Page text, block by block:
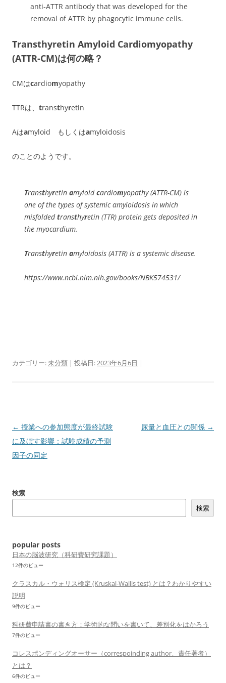
anti-ATTR antibody that was developed for the
removal of ATTR by phagocytic immune cells.
Transthyretin Amyloid Cardiomyopathy
(ATTR-CM)は何の略？
CMはcardiomyopathy
TTRは、 transthyretin
Aはamyloid もしくはamyloidosis
のことのようです。
Transthyretin amyloidcardiomyopathy (ATTR-CM) is
one of the types of systemic amyloidosis in which
misfoldedtransthyretin (TTR) protein gets deposited in
the myocardium.
Transthyretin amyloidosis (ATTR) is a systemic disease.
https://www.ncbi.nlm.nih.gov/books/NBK574531/
カテゴリー:未分類 | 投稿日:2023年6月6日 |
投
稿
ナ
ー
← 授業への参加態度が最終試験
に及ぼす影響：試験成績の予測
因子の同定
尿量と血圧との関係 →
検索
検索
popular posts
日本の脳波研究（科研費研究課題）
12件のビュー
クラスカル・ウォリス検定 (Kruskal-Wallis test) とは？わかりやすい
説明
9件のビュー
科研費申請書の書き方：学術的な問いを書いて、差別化をはかろう
7件のビュー
コレスポンディングオーサー（correspoinding author、責任著者）
とは？
6件のビュー